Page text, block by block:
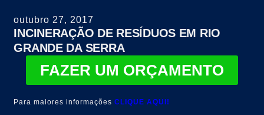
outubro 27, 2017
INCINERAÇÃO DE RESÍDUOS EM RIO
GRANDE DA SERRA
FAZER UM ORÇAMENTO
Para maiores informaçõesCLIQUE AQUI!